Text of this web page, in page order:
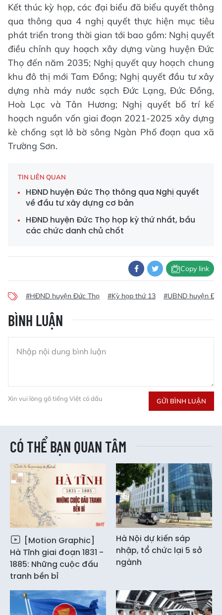
Kết thúc kỳ họp, các đại biểu đã biểu quyết thông
qua thông qua 4 nghị quyết thực hiện mục tiêu
phát triển trong thời gian tới bao gồm: Nghị quyết
điều chỉnh quy hoạch xây dựng vùng huyện Đức
Thọ đến năm 2035; Nghị quyết quy hoạch chung
khu đô thị mới Tam Đồng; Nghị quyết đầu tư xây
dựng nhà máy nước sạch Đức Lạng, Đức Đồng,
Hoà Lạc và Tân Hương; Nghị quyết bố trí kế
hoạch nguồn vốn giai đoạn 2021-2025 xây dựng
kè chống sạt lở bờ sông Ngàn Phố đoạn qua xã
Trường Sơn.
TIN LIÊN QUAN
HĐND huyện Đức Thọ thông qua Nghị quyết
về đầu tư xây dựng cơ bản
HĐND huyện Đức Thọ họp kỳ thứ nhất, bầu
các chức danh chủ chốt
Copy link
#HĐND huyện Đức Thọ #Kỳ họp thứ 13 #UBND huyện
BÌNH LUẬN
Xin vui lòng gõ tiếng Việt có dấu GỬI BÌNH LUẬN
CÓ THỂ BẠN QUAN TÂM
[Motion Graphic]
Hà Tĩnh giai đoạn 1831 -
1885: Những cuộc đấu
tranh bền bỉ
Hà Nội dự kiến sáp
nhập, tổ chức lại 5 sở
ngành